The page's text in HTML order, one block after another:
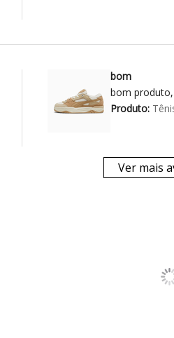
bom
bom
Produto:
Ver mais